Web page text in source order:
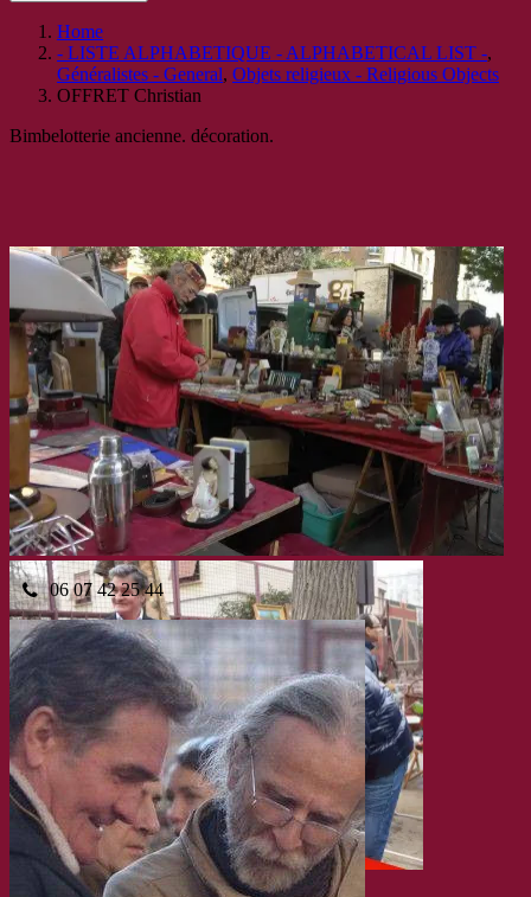
Home
- LISTE ALPHABETIQUE - ALPHABETICAL LIST -,
Généralistes - General, Objets religieux - Religious Objects
OFFRET Christian
Bimbelotterie ancienne. décoration.
06 07 42 25 44